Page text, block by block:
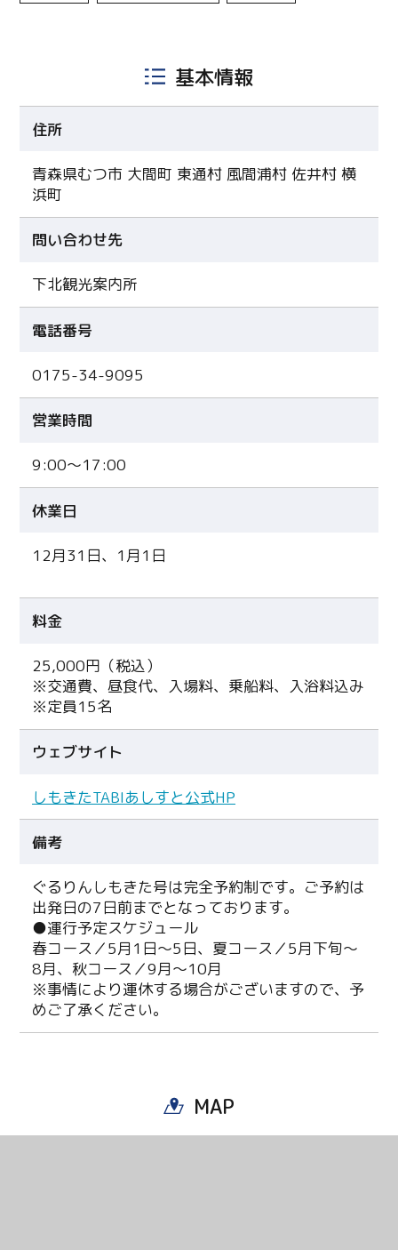
基本情報
住所
青森県むつ市 大間町 東通村 風間浦村 佐井村 横
浜町
問い合わせ先
下北観光案内所
電話番号
0175-34-9095
営業時間
9:00～17:00
休業日
12月31日、1月1日
料金
25,000円（税込）
※交通費、昼食代、入場料、乗船料、入浴料込み
※定員15名
ウェブサイト
しもきたTABIあしすと公式HP
備考
ぐるりんしもきた号は完全予約制です。ご予約は
出発日の7日前までとなっております。
●運行予定スケジュール
春コース／5月1日～5日、夏コース／5月下旬～
8月、秋コース／9月～10月
※事情により運休する場合がございますので、予
めご了承ください。
MAP